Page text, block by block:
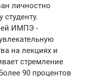
личностно
ИМПЭ -
на лекциях и
стремление
90 процентов